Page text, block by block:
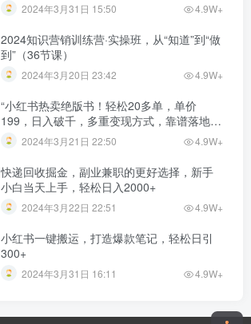
2024年3月31日 15:50 4.9W+
2024知识营销训练营·实操班，从“知道”到“做
到”（36节课）
2024年3月20日 23:42 4.9W+
“小红书热卖绝版书！轻松20多单，单价
199，日入破千，多重变现方式，靠谱落地项
目！”2024年3月21日 22:50 4.9W+
快递回收掘金，副业兼职的更好选择，新手
小白当天上手，轻松日入2000+
2024年3月22日 22:51 4.9W+
小红书一键搬运，打造爆款笔记，轻松日引
300+
2024年3月31日 16:11 4.9W+